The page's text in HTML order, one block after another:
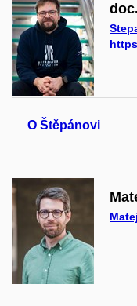
O Štěpánovi